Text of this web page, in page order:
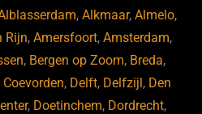
,Alkmaar,Almelo,
Rijn,Amersfoort,Amsterdam,
, Bergen op Zoom, Breda,
Coevorden, Delft, Delfzijl, Den
, Doetinchem, Dordrecht,